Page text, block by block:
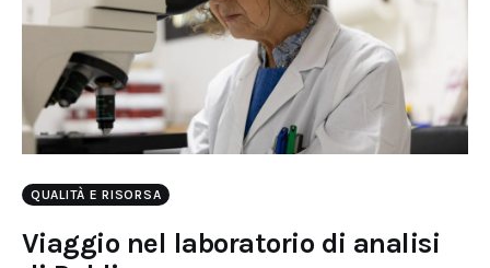
QUALITÀ E RISORSA
Viaggio nel laboratorio di analisi